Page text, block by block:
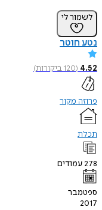
לשמור לי
נטע חוטר
4.52
(
120ביקורות)
פרוזה מקור
תכלת
278עמודים
ספטמבר
2017